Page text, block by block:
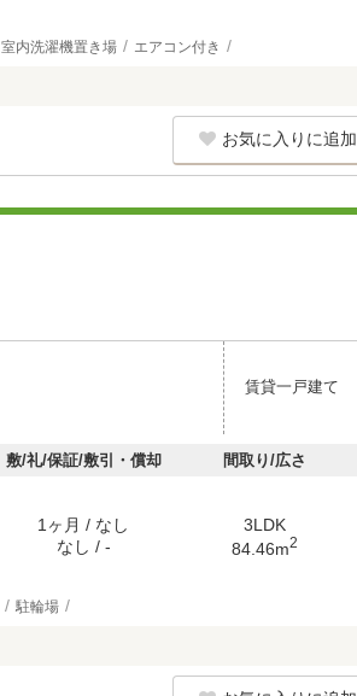
室内洗濯機置き場 エアコン付き
お気に入りに追加
賃貸一戸建て
敷/礼/保証/敷引・償却 間取り/広さ
1ヶ月 / なし
なし / -
3LDK
84.46m2
駐輪場